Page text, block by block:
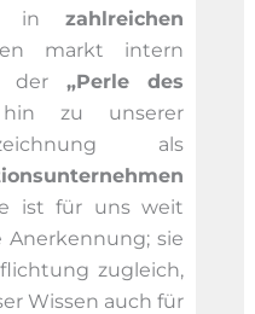
inzahlreichen
markt intern
der „Perle des
zu unserer
als
ist für uns weit
Anerkennung; sie
zugleich,
Wissen auch für